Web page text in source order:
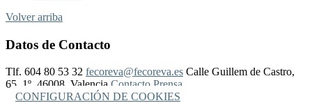
Volver arriba
Datos de Contacto
Tlf. 604 80 53 32 fecoreva@fecoreva.es Calle Guillem de Castro,
65, 1º, 46008, Valencia Contacto Prensa
CONFIGURACIÓN DE COOKIES